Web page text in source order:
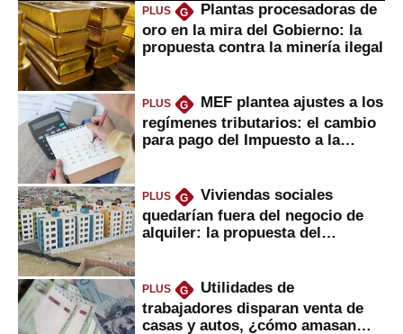
PLUS G
Plantas procesadoras de
oro en la mira del Gobierno: la
propuesta contra la minería ilegal
PLUS G
MEF plantea ajustes a los
regímenes tributarios: el cambio
para pago del Impuesto a la
PLUS G
Viviendas sociales
quedarían fuera del negocio de
alquiler: la propuesta del
PLUS G
Utilidades de
trabajadores disparan venta de
casas y autos, ¿cómo amasan